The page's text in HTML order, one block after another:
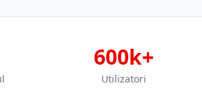
600k+
Utilizatori